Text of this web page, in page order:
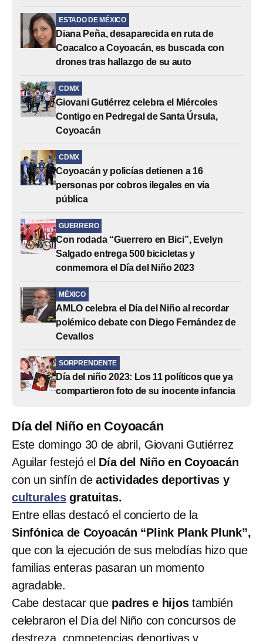
ESTADO DE MÉXICO
Diana Peña, desaparecida en ruta de
Coacalco a Coyoacán, es buscada con
drones tras hallazgo de su auto
CDMX
Giovani Gutiérrez celebra el Miércoles
Contigo en Pedregal de Santa Úrsula,
Coyoacán
CDMX
Coyoacán y policías detienen a 16
personas por cobros ilegales en vía
pública
GUERRERO
Con rodada “Guerrero en Bici”, Evelyn
Salgado entrega 500 bicicletas y
conmemora el Día del Niño 2023
MÉXICO
AMLO celebra el Día del Niño al recordar
polémico debate con Diego Fernández de
Cevallos
SORPRENDENTE
Día del niño 2023: Los 11 políticos que ya
compartieron foto de su inocente infancia
Día del Niño en Coyoacán
Este domingo 30 de abril, Giovani Gutiérrez
Aguilar festejó el Día del Niño en Coyoacán
con un sinfín de actividades deportivas y
culturales gratuitas.
Entre ellas destacó el concierto de la
Sinfónica de Coyoacán “Plink Plank Plunk”,
que con la ejecución de sus melodías hizo que
familias enteras pasaran un momento
agradable.
Cabe destacar que padres e hijostambién
celebraron el Día del Niño con concursos de
destreza, competencias deportivas y